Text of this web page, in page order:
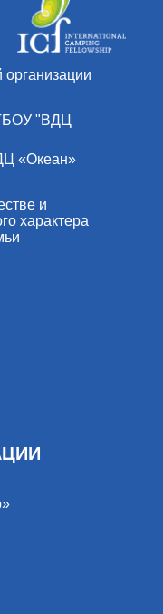
"ВДЦ
«Океан»
и
характера